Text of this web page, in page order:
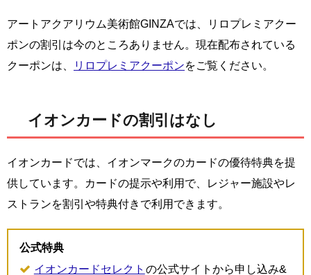
アートアクアリウム美術館GINZAでは、リロプレミアクー
ポンの割引は今のところありません。現在配布されている
クーポンは、
リロプレミアクーポンをご覧ください。
イオンカードの割引はなし
イオンカードでは、イオンマークのカードの優待特典を提
供しています。カードの提示や利用で、レジャー施設やレ
ストランを割引や特典付きで利用できます。
公式特典
イオンカードセレクト の公式サイトから申し込み&